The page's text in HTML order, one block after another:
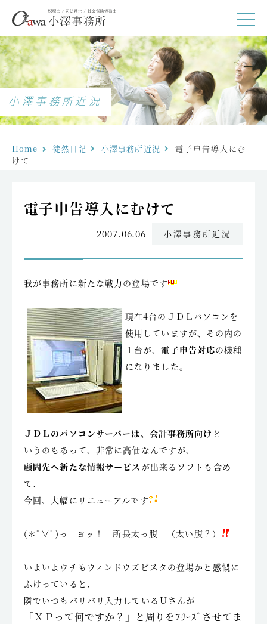
小澤事務所近況
Home 徒然日記 小澤事務所近況
電子申告導入にむ
けて
電子申告導入にむけて
2007.06.06 小澤事務所近況
我が事務所に新たな戦力の登場です
現在4台のＪＤＬパソコンを
使用していますが、その内の
１台が、電子申告対応の機種
になりました。
ＪＤＬのパソコンサーバーは、会計事務所向け と
いうのもあって、非常に高価なんですが、
顧問先へ新たな情報サービス が出来るソフトも含め
て、
今回、大幅にリニューアルです
(＊ﾟ∀ﾟ)っ ヨッ！ 所長太っ腹 （太い腹？）
いよいよウチもウィンドウズビスタの登場かと感慨に
ふけっていると、
隣でいつもバリバリ入力しているＵさんが
「ＸＰって何ですか？」と周りをﾌﾘｰｽﾞさせてま